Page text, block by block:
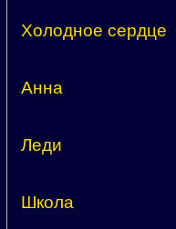
Холодное сердце
Анна
Леди
Школа